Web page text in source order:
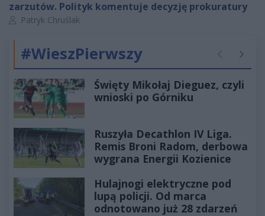
zarzutów. Polityk komentuje decyzję prokuratury
Autor artykułu:
Patryk Chruślak
#WieszPierwszy Poprzednie
Święty Mikołaj Dieguez, czyli
wnioski po Górniku
Ruszyła Decathlon IV Liga.
Remis Broni Radom, derbowa
wygrana Energii Kozienice
Hulajnogi elektryczne pod
lupą policji. Od marca
odnotowano już 28 zdarzeń